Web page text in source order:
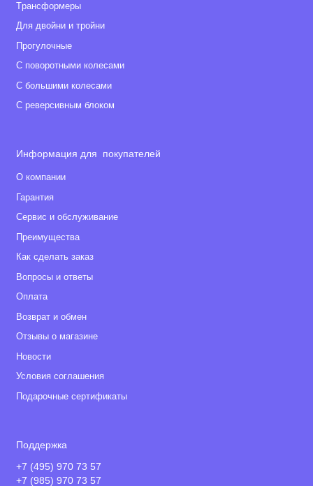
Tрансформеры
Для двойни и тройни
Прогулочные
С поворотными колесами
С большими колесами
С реверсивным блоком
Информация для покупателей
О компании
Гарантия
Сервис и обслуживание
Преимущества
Как сделать заказ
Вопросы и ответы
Оплата
Возврат и обмен
Отзывы о магазине
Новости
Условия соглашения
Подарочные сертификаты
Поддержка
+7 (495) 970 73 57
+7 (985) 970 73 57